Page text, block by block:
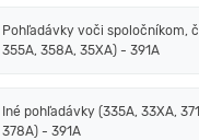
Pohľadávky voči spoločníkom,
355A, 358A, 35XA) - 391A
Iné pohľadávky (335A, 33XA,
378A) - 391A